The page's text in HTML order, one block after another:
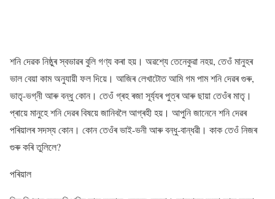
শনি দেৱক নিষ্ঠুৰ স্বভাৱৰ বুলি গণ্য কৰা হয়। অৱশ্যে তেনেকুৱা নহয়, তেওঁ মানুহৰ
ভাল বেয়া কাম অনুযায়ী ফল দিয়ে। আজিৰ লেখাটোত আমি গম পাম শনি দেৱৰ গুৰু,
ভাতৃ-ভগ্নী আৰু বন্ধু কোন। তেওঁ গ্ৰহ ৰজা সূৰ্য্যৰ পুত্ৰ আৰু ছায়া তেওঁৰ মাতৃ।
প্ৰায়ে মানুহে শনি দেৱৰ বিষয়ে জানিবলৈ আগ্ৰহী হয়। আপুনি জানেনে শনি দেৱৰ
পৰিয়ালৰ সদস্য কোন। কোন তেওঁৰ ভাই-ভনী আৰু বন্ধু-বান্ধৱী। কাক তেওঁ নিজৰ
গুৰু কৰি তুলিলে?
পৰিয়াল